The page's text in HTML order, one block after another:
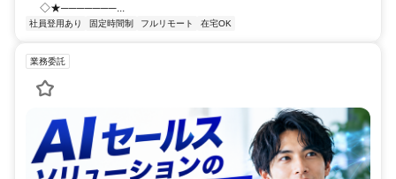
◇★───────...
社員登用あり 固定時間制 フルリモート 在宅OK
業務委託